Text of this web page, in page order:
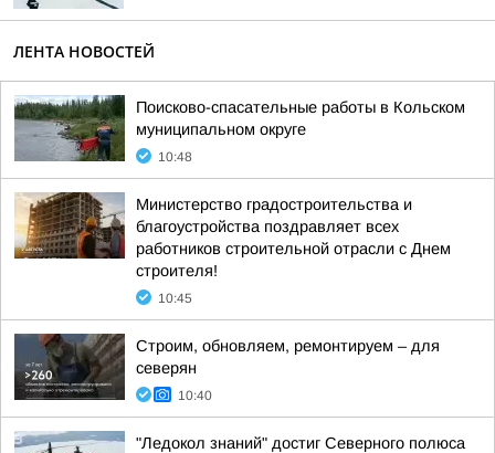
ЛЕНТА НОВОСТЕЙ
Поисково-спасательные работы в Кольском
муниципальном округе
10:48
Министерство градостроительства и
благоустройства поздравляет всех
работников строительной отрасли с Днем
строителя!
10:45
Строим, обновляем, ремонтируем – для
северян
10:40
"Ледокол знаний" достиг Северного полюса